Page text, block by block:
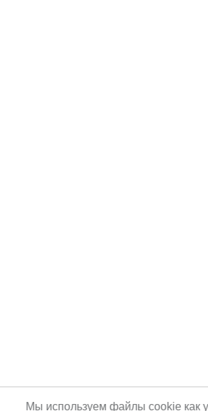
Мы используем файлы cookie как